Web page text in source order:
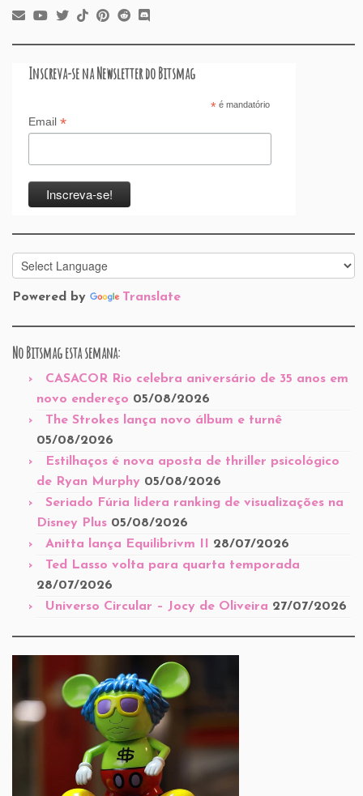
Inscreva-se na Newsletter do Bitsmag
*é mandatório
Email *
Powered by Translate
No Bitsmag esta semana:
CASACOR Rio celebra aniversário de 35 anos em
novo endereço 05/08/2026
The Strokes lança novo álbum e turnê
05/08/2026
Estilhaços é nova aposta de thriller psicológico
de Ryan Murphy 05/08/2026
Seriado Fúria lidera ranking de visualizações na
Disney Plus 05/08/2026
Anitta lança Equilibrivm II
28/07/2026
Ted Lasso volta para quarta temporada
28/07/2026
Universo Circular – Jocy de Oliveira 27/07/2026